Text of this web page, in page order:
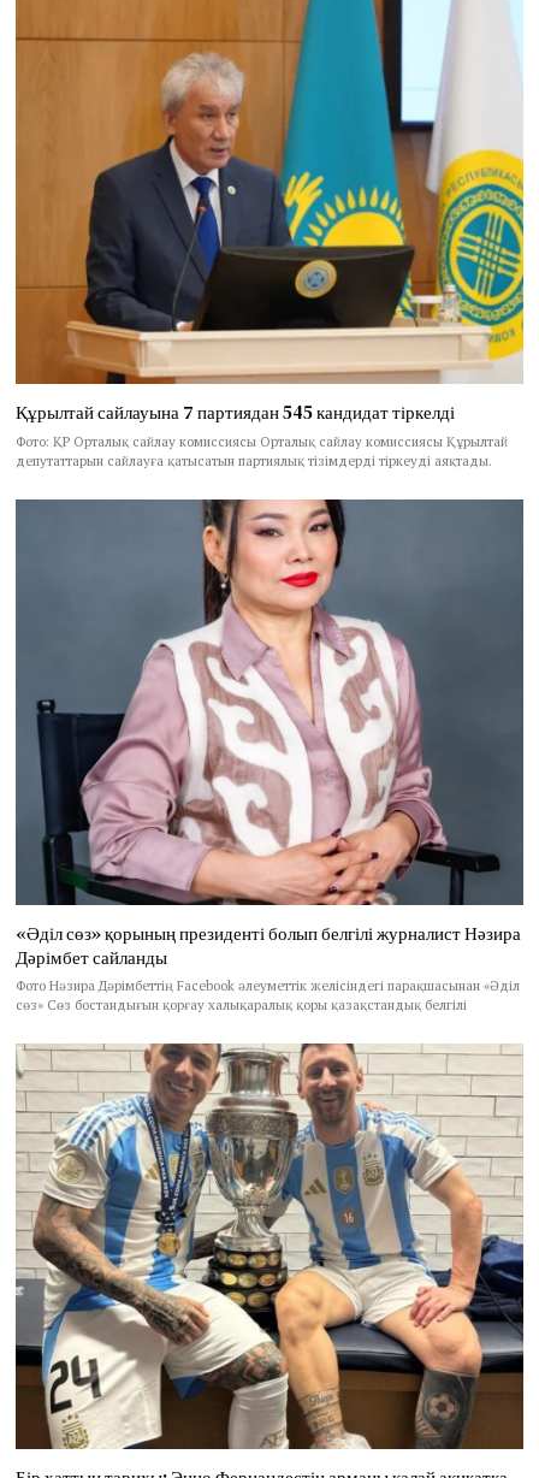
Құрылтай сайлауына 7 партиядан 545 кандидат тіркелді
Фото: ҚР Орталық сайлау комиссиясы Орталық сайлау комиссиясы Құрылтай
депутаттарын сайлауға қатысатын партиялық тізімдерді тіркеуді аяқтады.
«Әділ сөз» қорының президенті болып белгілі журналист Нәзира
Дәрімбет сайланды
Фото Нәзира Дәрімбеттің Facebook әлеуметтік желісіндегі парақшасынан «Әділ
сөз» Сөз бостандығын қорғау халықаралық қоры қазақстандық белгілі